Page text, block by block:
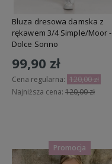
Bluza dresowa damska z
rękawem 3/4 Simple/Moor -
Dolce Sonno
99,90 zł
Cena regularna: 120,00 zł
Najniższa cena: 120,00 zł
Promocja